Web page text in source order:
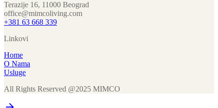
Terazije 16, 11000 Beograd
office@mimcoliving.com
+381 63 668 339
Linkovi
Home
O Nama
Usluge
All Rights Reserved @2025 MIMCO